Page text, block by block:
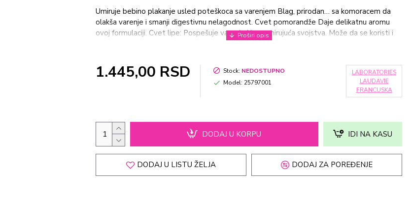
Umiruje bebino plakanje usled poteškoca sa varenjem Blag, prirodan… sa komoracem da
olakša varenje i smanji digestivnu nelagodnost. Cvet pomorandže Daje delikatnu aromu
ovoj formulaciji. Cvet lipe: Pospešuje varenje i ima umirujuća svojstva. Može da se koristi i
1.445,00 RSD Stock: NEDOSTUPNO
Model: 25797001
LABORATORIES
LAUDAVIE
FRANCUSKA
DODAJ U KORPU IDI NA KASU
DODAJ U LISTU ŽELJA DODAJ ZA POREĐENJE